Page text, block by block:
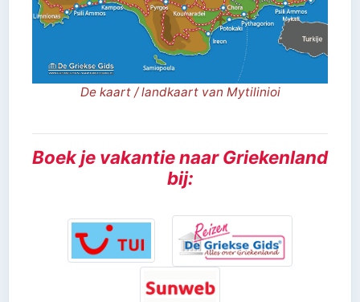
De kaart / landkaart van Mytilinioi
Boek je vakantie naar Griekenland
bij: